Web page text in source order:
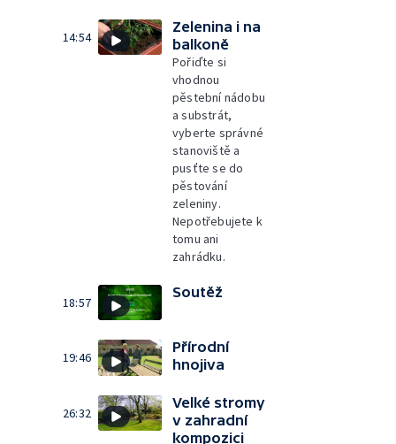
14:54
Zelenina i na
balkoně
Pořiďte si
vhodnou
pěstební nádobu
a substrát,
vyberte správné
stanoviště a
pusťte se do
pěstování
zeleniny.
Nepotřebujete k
tomu ani
zahrádku.
18:57
Soutěž
19:46
Přírodní
hnojiva
26:32
Velké stromy
v zahradní
kompozici